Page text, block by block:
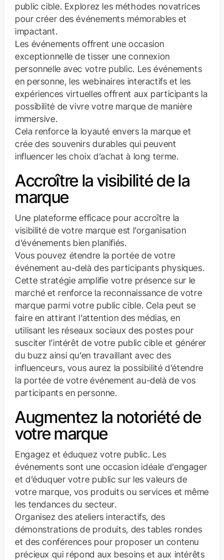
public cible. Explorez les méthodes novatrices
pour créer des événements mémorables et
impactant.
Les événements offrent une occasion
exceptionnelle de tisser une connexion
personnelle avec votre public. Les événements
en personne, les webinaires interactifs et les
expériences virtuelles offrent aux participants la
possibilité de vivre votre marque de manière
immersive.
Cela renforce la loyauté envers la marque et
crée des souvenirs durables qui peuvent
influencer les choix d’achat à long terme.
Accroître la visibilité de la
marque
Une plateforme efficace pour accroître la
visibilité de votre marque est l’organisation
d’événements bien planifiés.
Vous pouvez étendre la portée de votre
événement au-delà des participants physiques.
Cette stratégie amplifie votre présence sur le
marché et renforce la reconnaissance de votre
marque parmi votre public cible. Cela peut se
faire en attirant l’attention des médias, en
utilisant les réseaux sociaux des postes pour
susciter l’intérêt de votre public cible et générer
du buzz ainsi qu’en travaillant avec des
influenceurs, vous aurez la possibilité d’étendre
la portée de votre événement au-delà de vos
participants en personne.
Augmentez la notoriété de
votre marque
Engagez et éduquez votre public. Les
événements sont une occasion idéale d’engager
et d’éduquer votre public sur les valeurs de
votre marque, vos produits ou services et même
les tendances du secteur.
Organisez des ateliers interactifs, des
démonstrations de produits, des tables rondes
et des conférences pour proposer un contenu
précieux qui répond aux besoins et aux intérêts